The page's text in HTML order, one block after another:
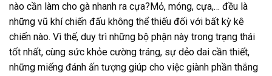
nào cần làm cho gà nhanh ra cựa?Mỏ, móng, cựa,… đều là
những vũ khí chiến đấu không thể thiếu đối với bất kỳ kê
chiến nào. Vì thế, duy trì những bộ phận này trong trạng thái
tốt nhất, cùng sức khỏe cường tráng, sự dẻo dai cần thiết,
những miếng đánh ấn tượng giúp cho việc giành phần thắng